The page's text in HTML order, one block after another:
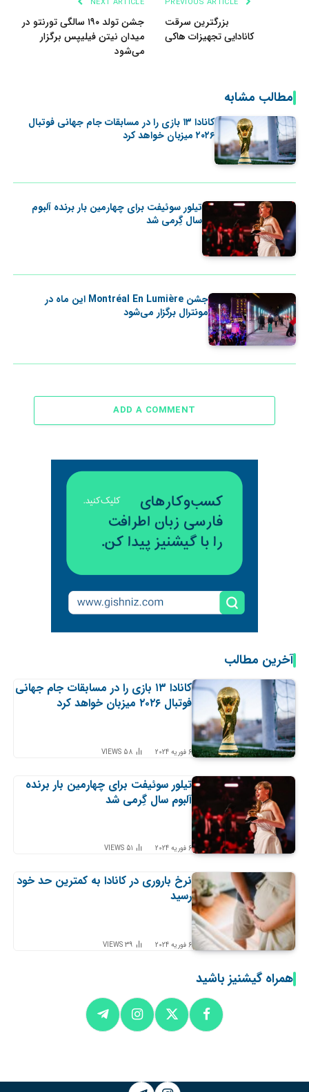
بزرگترین سرقت
کانادایی تجهیزات هاکی
جشن تولد ۱۹۰ سالگی تورنتو در
میدان نیتن فیلیپس برگزار
می‌شود
مطالب مشابه
کانادا ۱۳ بازی را در مسابقات جام جهانی فوتبال
۲۰۲۶ میزبان خواهد کرد
تیلور سوئیفت برای چهارمین بار برنده آلبوم
سال گِرمی شد
جشن Montréal En Lumière این ماه در
مونترال برگزار می‌شود
ADD A COMMENT
آخرین مطالب
کانادا ۱۳ بازی را در مسابقات جام جهانی
فوتبال ۲۰۲۶ میزبان خواهد کرد
6 فوریه 2024 58
VIEWS
تیلور سوئیفت برای چهارمین بار برنده
آلبوم سال گِرمی شد
6 فوریه 2024 51
VIEWS
نرخ باروری در کانادا به کمترین حد خود
رسید
6 فوریه 2024 39
VIEWS
همراه گیشنیز باشید